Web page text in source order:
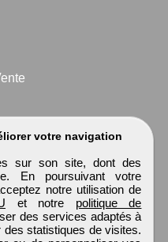
votre navigation
sur son site, dont des
En poursuivant votre
notre utilisation de
et notre politique de
des services adaptés à
statistiques de visites.